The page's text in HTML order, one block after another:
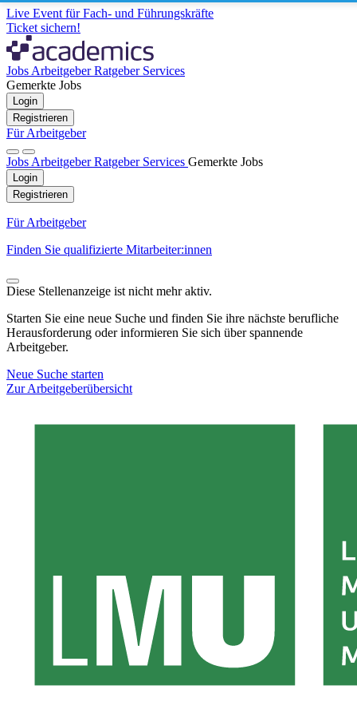
Live Event für Fach- und Führungskräfte
Ticket sichern!
Jobs ArbeitgeberRatgeber Services
Gemerkte Jobs
Login
Registrieren
Für Arbeitgeber
Jobs ArbeitgeberRatgeber Services Gemerkte Jobs
Login
Registrieren
Für Arbeitgeber
Finden Sie qualifizierte Mitarbeiter:innen
Diese Stellenanzeige ist nicht mehr aktiv.
Starten Sie eine neue Suche und finden Sie ihre nächste berufliche
Herausforderung oder informieren Sie sich über spannende
Arbeitgeber.
Neue Suche starten
Zur Arbeitgeberübersicht